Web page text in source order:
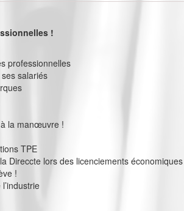
!
professionnelles
salariés
à la manœuvre !
TPE
Direccte lors des licenciements économiques
!